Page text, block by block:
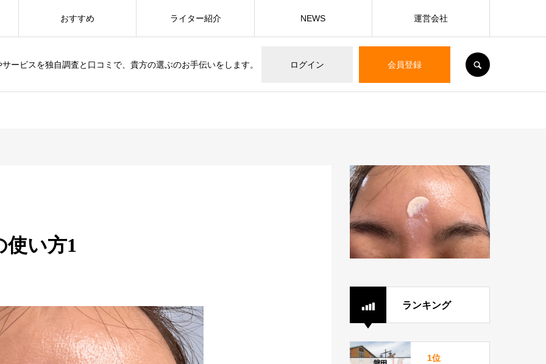
ービスを独自調査と口コミで、貴方の選ぶのお手伝いをします。 ログイン 会員登録
おすすめ ライター紹介 NEWS 運営会社
使い方1
ランキング
1位